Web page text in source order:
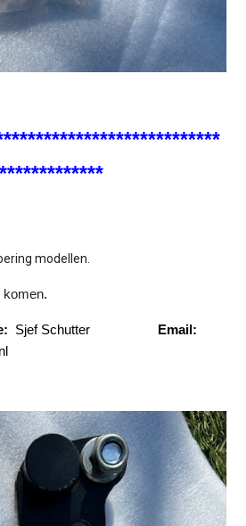
modellen.
komen.
Sjef Schutter
Email: